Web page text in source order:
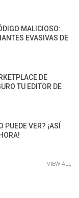
MALICIOSO:
EVASIVAS DE
DE
TU EDITOR DE
PUEDE VER? ¡ASÍ
VIEW ALL